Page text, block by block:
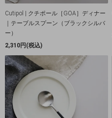
Cutipol | クチポール［GOA］ディナー
｜テーブルスプーン（ブラックシルバ
ー）
2,310円(税込)